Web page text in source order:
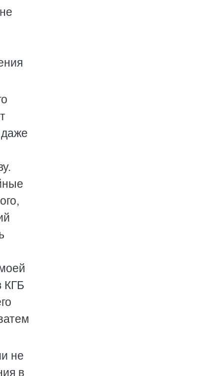
КГБ
не
в